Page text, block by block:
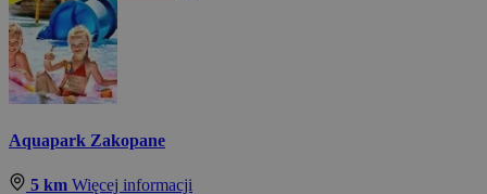
Aquapark Zakopane
5 km Więcej informacji